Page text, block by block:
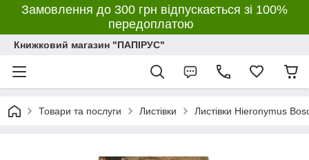
Замовлення до 300 грн відпускається зі 100%
передоплатою
Книжковий магазин "ПАПІРУС"
Товари та послуги Листівки Листівки Hieronymus